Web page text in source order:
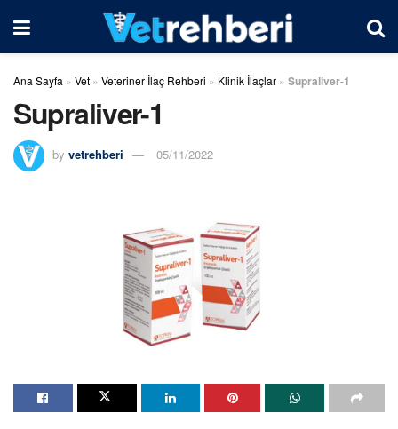
Ana Sayfa » Vet » Veteriner İlaç Rehberi » Klinik İlaçlar » Supraliver-1
Supraliver-1
by vetrehberi 05/11/2022